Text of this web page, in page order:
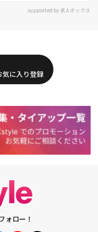
supported by 求人ボックス
に入り登録
ォロー！